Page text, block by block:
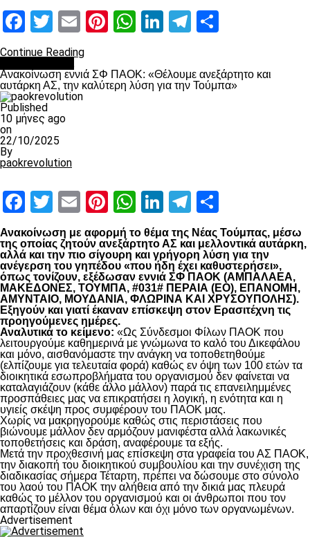
Facebook
Twitter
EmailPinterest
WhatsApp
LinkedIn
Telegram
Continue Reading
Ανακοίνωση εννιά ΣΦ ΠΑΟΚ: «Θέλουμε ανεξάρτητο και
αυτάρκη ΑΣ, την καλύτερη λύση για την Τούμπα»
Published
10 μήνες ago
on
22/10/2025
By
paokrevolution
Facebook
Twitter
EmailPinterest
WhatsApp
LinkedIn
Telegram
Ανακοίνωση με αφορμή το θέμα της Νέας Τούμπας, μέσω
της οποίας ζητούν ανεξάρτητο ΑΣ και μελλοντικά αυτάρκη,
αλλά και την πιο σίγουρη και γρήγορη λύση για την
ανέγερση του γηπέδου «που ήδη έχει καθυστερήσει»,
όπως τονίζουν, εξέδωσαν εννιά ΣΦ ΠΑΟΚ (ΑΜΠΑΛΑΕΑ,
ΜΑΚΕΔΟΝΕΣ, ΤΟΥΜΠΑ, #031# ΠΕΡΑΙΑ (ΕΟ), ΕΠΑΝΟΜΗ,
ΑΜΥΝΤΑΙΟ, ΜΟΥΔΑΝΙΑ, ΦΛΩΡΙΝΑ ΚΑΙ ΧΡΥΣΟΥΠΟΛΗΣ).
Εξηγούν και γιατί έκαναν επίσκεψη στον Ερασιτέχνη τις
προηγούμενες ημέρες.
Αναλυτικά το κείμενο: «Ως Σύνδεσμοι Φίλων ΠΑΟΚ που
λειτουργούμε καθημερινά με γνώμωνα το καλό του Δικεφάλου
και μόνο, αισθανόμαστε την ανάγκη να τοποθετηθούμε
(ελπίζουμε για τελευταία φορά) καθώς εν όψη των 100 ετών τα
διοικητικά εσωπροβλήματα του οργανισμού δεν φαίνεται να
καταλαγιάζουν (κάθε άλλο μάλλον) παρά τις επανειλημμένες
προσπάθειες μας να επικρατήσει η λογική, η ενότητα και η
υγιείς σκέψη προς συμφέρουν του ΠΑΟΚ μας.
Χωρίς να μακρηγορούμε καθώς στις περιστάσεις που
βιώνουμε μάλλον δεν αρμόζουν μανιφέστα αλλά λακωνικές
τοποθετήσεις και δράση, αναφέρουμε τα εξής.
Μετά την προχθεσινή μας επίσκεψη στα γραφεία του ΑΣ ΠΑΟΚ,
την διακοπή του διοικητικού συμβουλίου και την συνέχιση της
διαδικασίας σήμερα Τέταρτη, πρέπει να δώσουμε στο σύνολο
του λαού του ΠΑΟΚ την αλήθεια από την δικιά μας πλευρά
καθώς το μέλλον του οργανισμού και οι άνθρωποι που τον
απαρτίζουν είναι θέμα όλων και όχι μόνο των οργανωμένων.
Advertisement